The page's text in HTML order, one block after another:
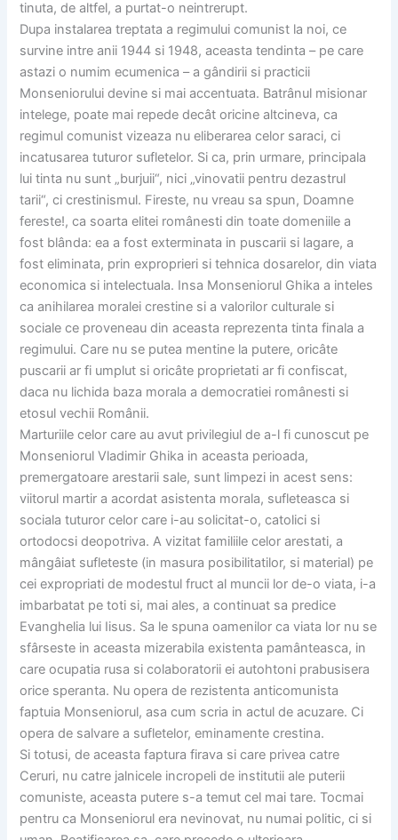
tinuta, de altfel, a purtat-o neintrerupt.
Dupa instalarea treptata a regimului comunist la noi, ce
survine intre anii 1944 si 1948, aceasta tendinta – pe care
astazi o numim ecumenica – a gândirii si practicii
Monseniorului devine si mai accentuata. Batrânul misionar
intelege, poate mai repede decât oricine altcineva, ca
regimul comunist vizeaza nu eliberarea celor saraci, ci
incatusarea tuturor sufletelor. Si ca, prin urmare, principala
lui tinta nu sunt „burjuii“, nici „vinovatii pentru dezastrul
tarii“, ci crestinismul. Fireste, nu vreau sa spun, Doamne
fereste!, ca soarta elitei românesti din toate domeniile a
fost blânda: ea a fost exterminata in puscarii si lagare, a
fost eliminata, prin exproprieri si tehnica dosarelor, din viata
economica si intelectuala. Insa Monseniorul Ghika a inteles
ca anihilarea moralei crestine si a valorilor culturale si
sociale ce proveneau din aceasta reprezenta tinta finala a
regimului. Care nu se putea mentine la putere, oricâte
puscarii ar fi umplut si oricâte proprietati ar fi confiscat,
daca nu lichida baza morala a democratiei românesti si
etosul vechii Românii.
Marturiile celor care au avut privilegiul de a-l fi cunoscut pe
Monseniorul Vladimir Ghika in aceasta perioada,
premergatoare arestarii sale, sunt limpezi in acest sens:
viitorul martir a acordat asistenta morala, sufleteasca si
sociala tuturor celor care i-au solicitat-o, catolici si
ortodocsi deopotriva. A vizitat familiile celor arestati, a
mângâiat sufleteste (in masura posibilitatilor, si material) pe
cei expropriati de modestul fruct al muncii lor de-o viata, i-a
imbarbatat pe toti si, mai ales, a continuat sa predice
Evanghelia lui Iisus. Sa le spuna oamenilor ca viata lor nu se
sfârseste in aceasta mizerabila existenta pamânteasca, in
care ocupatia rusa si colaboratorii ei autohtoni prabusisera
orice speranta. Nu opera de rezistenta anticomunista
faptuia Monseniorul, asa cum scria in actul de acuzare. Ci
opera de salvare a sufletelor, eminamente crestina.
Si totusi, de aceasta faptura firava si care privea catre
Ceruri, nu catre jalnicele incropeli de institutii ale puterii
comuniste, aceasta putere s-a temut cel mai tare. Tocmai
pentru ca Monseniorul era nevinovat, nu numai politic, ci si